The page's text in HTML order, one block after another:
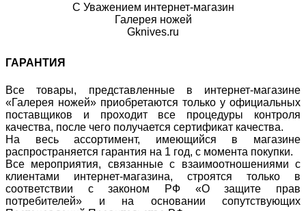
С Уважением интернет-магазин
Галерея ножей
Gknives.ru
ГАРАНТИЯ
Все товары, представленные в интернет-магазине
«Галерея ножей» приобретаются только у официальных
поставщиков и проходит все процедуры контроля
качества, после чего получается сертификат качества.
На весь ассортимент, имеющийся в магазине
распространяется гарантия на 1 год, с момента покупки.
Все мероприятия, связанные с взаимоотношениями с
клиентами интернет-магазина, строятся только в
соответствии с законом РФ «О защите прав
потребителей» и на основании сопутствующих